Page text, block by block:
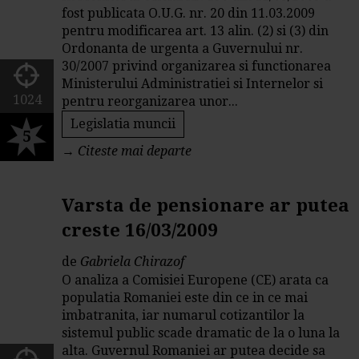
fost publicata O.U.G. nr. 20 din 11.03.2009
pentru modificarea art. 13 alin. (2) si (3) din
Ordonanta de urgenta a Guvernului nr.
30/2007 privind organizarea si functionarea
Ministerului Administratiei si Internelor si
pentru reorganizarea unor...
Legislatia muncii
→ Citeste mai departe
1024
5
Varsta de pensionare ar putea
creste 16/03/2009
de Gabriela Chirazof
O analiza a Comisiei Europene (CE) arata ca
populatia Romaniei este din ce in ce mai
imbatranita, iar numarul cotizantilor la
sistemul public scade dramatic de la o luna la
alta. Guvernul Romaniei ar putea decide sa